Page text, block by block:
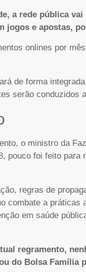
a rede pública
jogos e apostas,
onlines por
de forma
serão conduzidos
o ministro da
pouco foi feito
regras de
combate a
em saúde
regramento,
do Bolsa